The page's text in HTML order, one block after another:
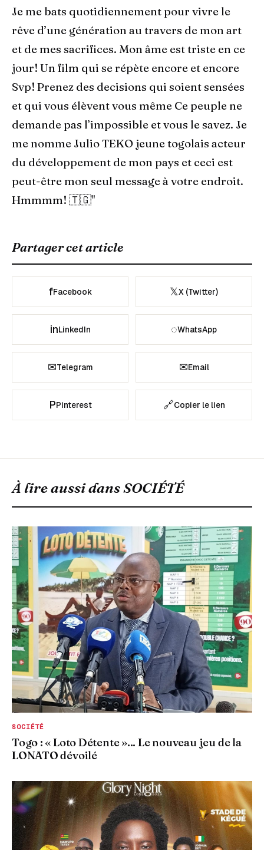
Je me bats quotidiennement pour vivre le
rêve d’une génération au travers de mon art
et de mes sacrifices. Mon âme est triste en ce
jour! Un film qui se répète encore et encore
Svp! Prenez des decisions qui soient sensées
et qui vous élèvent vous même Ce peuple ne
demande pas l’impossible et vous le savez. Je
me nomme Julio TEKO jeune togolais acteur
du développement de mon pays et ceci est
peut-être mon seul message à votre endroit.
Hmmmm! 🇹🇬"
Partager cet article
fFacebook 𝕏X (Twitter)
inLinkedIn ◌WhatsApp
✉Telegram ✉Email
PPinterest 🔗Copier le lien
À lire aussi dansSOCIÉTÉ
SOCIÉTÉ
Togo : « Loto Détente »... Le nouveau jeu de la
LONATO dévoilé